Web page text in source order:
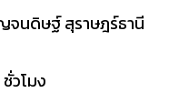
จนดิษฐ์ สุราษฎร์ธานี
วโมง